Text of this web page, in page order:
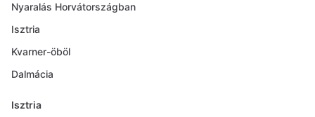
Nyaralás Horvátországban
Isztria
Kvarner-öböl
Dalmácia
Isztria